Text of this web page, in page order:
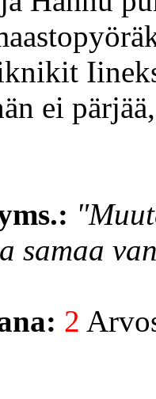
ei
samaa
2